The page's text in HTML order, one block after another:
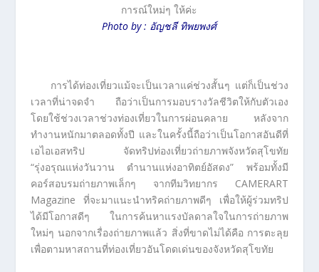
การณ์ใหม่ๆ ให้ค่ะ
Photo by : อัญชลี ทิพยพงศ์
การได้ท่องเที่ยวแม้จะเป็นเวลาแค่ช่วงสั้นๆ แต่ก็เป็นช่วง
เวลาที่น่าจดจำ ถือว่าเป็นการมอบรางวัลชีวิตให้กับตัวเอง
โดยใช้ช่วงเวลาช่วงท่องเที่ยวในการผ่อนคลาย หลังจาก
ทำงานหนักมาตลอดทั้งปี และในครั้งนี้ถือว่าเป็นโอกาสอันดีที่
เอไอเอสทริป จัดทริปท่องเที่ยวถ่ายภาพจังหวัดสุโขทัย
“รุ่งอรุณแห่งวันวาน ตำนานแห่งอาทิตย์อัสดง” พร้อมทั้งมี
คอร์สอบรมถ่ายภาพเล็กๆ จากทีมวิทยากร CAMERART
Magazine ที่จะมาแนะนำทริคถ่ายภาพดีๆ เพื่อให้ผู้ร่วมทริป
ได้มีโอกาสดีๆ ในการค้นหาแรงบัลดาลใจในการถ่ายภาพ
ใหม่ๆ นอกจากเรื่องถ่ายภาพแล้ว สิ่งที่ขาดไม่ได้คือ การตะลุย
เพื่อตามหาสถานที่ท่องเที่ยวอันโดดเด่นของจังหวัดสุโขทัย